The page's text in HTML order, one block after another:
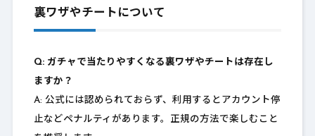
裏ワザやチートについて
Q: ガチャで当たりやすくなる裏ワザやチートは存在し
ますか？
A: 公式には認められておらず、利用するとアカウント停
止などペナルティがあります。正規の方法で楽しむこと